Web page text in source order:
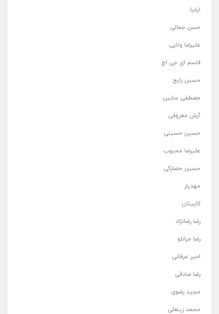
ایلیا
حسن جمالی
علیرضا ولایی
قاسم ای جی اچ
حسین رایج
مصطفی سابین
آرش معروفی
حسین حسینی
علیرضا محبوب
حسین حصارکی
مهدیار
کاپیتان
رضا رضانژاد
رضا مرانلو
امیر عرفانی
رضا صادقی
مجید رضوی
محمد زینعلی